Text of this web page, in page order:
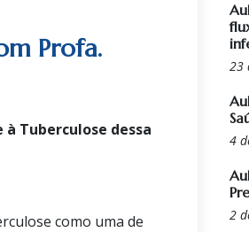
Profa.
Tuberculose dessa
como uma de
23
4
2